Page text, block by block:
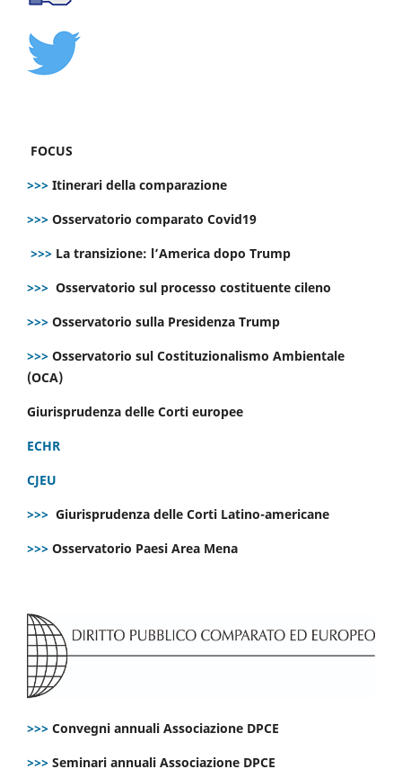
FOCUS
>>> Itinerari della comparazione
>>> Osservatorio comparato Covid19
>>> La transizione: l’America dopo Trump
>>> Osservatorio sul processo costituente cileno
>>> Osservatorio sulla Presidenza Trump
>>> Osservatorio sul Costituzionalismo Ambientale
(OCA)
Giurisprudenza delle Corti europee
ECHR
CJEU
>>> Giurisprudenza delle Corti Latino-americane
>>> Osservatorio Paesi Area Mena
>>> Convegni annuali Associazione DPCE
>>> Seminari annuali Associazione DPCE